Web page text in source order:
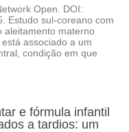
Open. DOI:
Estudo sul-coreano com
aleitamento materno
associado a um
condição em que
e fórmula infantil
a tardios: um